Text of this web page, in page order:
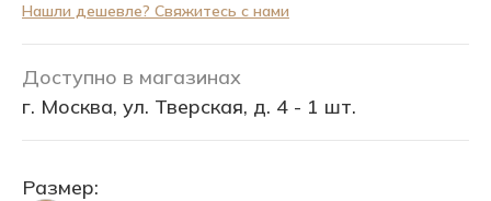
Нашли дешевле? Свяжитесь с нами
Доступно в магазинах
г. Москва, ул. Тверская, д. 4 - 1 шт.
Размер: